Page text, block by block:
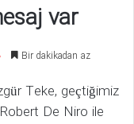
var
Bir dakikadan az
Teke, geçtiğimiz
De Niro ile